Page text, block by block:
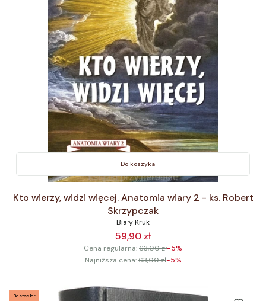
Do koszyka
Kto wierzy, widzi więcej. Anatomia wiary 2 - ks. Robert
Skrzypczak
Biały Kruk
59,90 zł
Cena regularna:63,00 zł-5%
Najniższa cena:63,00 zł-5%
Bestseller